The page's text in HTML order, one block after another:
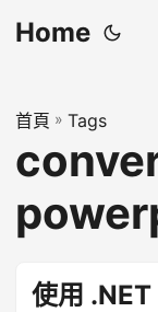
Home
首頁 » Tags
使用